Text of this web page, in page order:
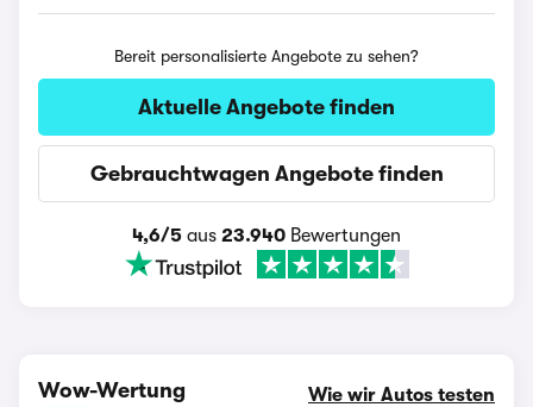
Bereit personalisierte Angebote zu sehen?
Aktuelle Angebote finden
Gebrauchtwagen Angebote finden
4,6/5 aus 23.940 Bewertungen
Wow-Wertung Wie wir Autos testen